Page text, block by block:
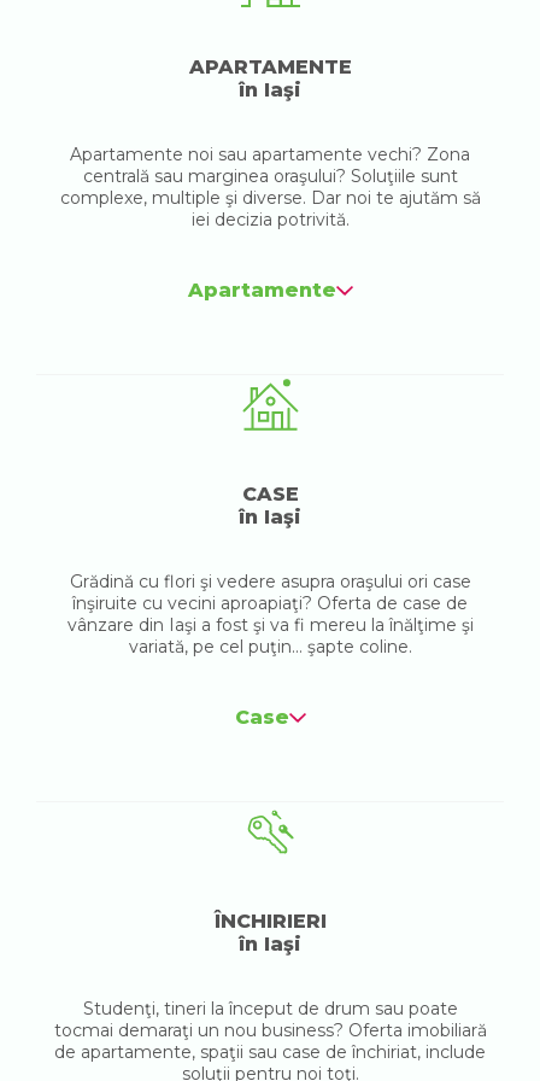
APARTAMENTE
în Iaşi
Apartamente noi sau apartamente vechi? Zona
centrală sau marginea oraşului? Soluţiile sunt
complexe, multiple şi diverse. Dar noi te ajutăm să
iei decizia potrivită.
Apartamente
CASE
în Iaşi
Grădină cu flori şi vedere asupra oraşului ori case
înşiruite cu vecini aproapiaţi? Oferta de case de
vânzare din Iaşi a fost şi va fi mereu la înălţime şi
variată, pe cel puţin... şapte coline.
Case
ÎNCHIRIERI
în Iaşi
Studenţi, tineri la început de drum sau poate
tocmai demaraţi un nou business? Oferta imobiliară
de apartamente, spaţii sau case de închiriat, include
soluţii pentru noi toţi.